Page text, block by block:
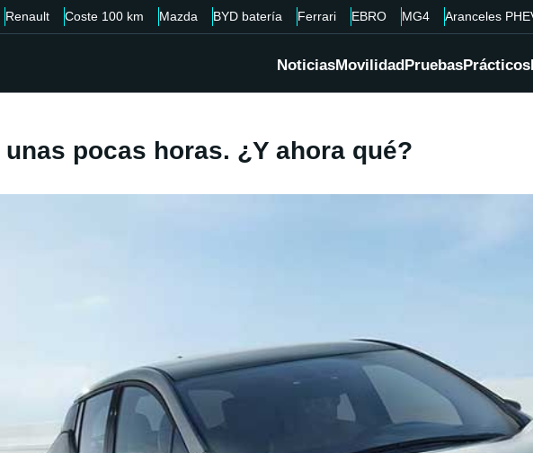
Renault Coste 100 km Mazda BYD batería Ferrari EBRO MG4 Aranceles
NoticiasMovilidadPruebasPrácticos
pocas horas. ¿Y ahora qué?